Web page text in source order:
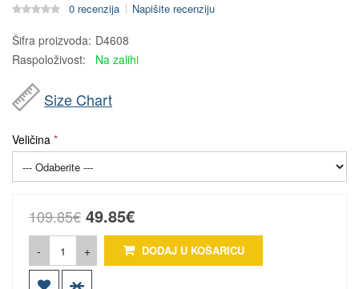
0 recenzija Napišite recenziju
Šifra proizvoda: D4608
Raspoloživost:
Na zalihi
Size Chart
Veličina
109.85€ 49.85€
- + DODAJ U KOŠARICU